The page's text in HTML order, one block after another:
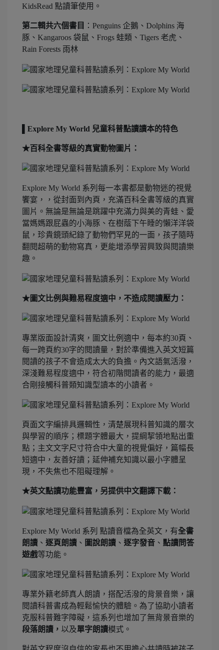
KidsRead 點讀筆使用。
第二輯共六個書目
：Penguins 企鵝、Dolphins 海
豚、Kangaroos 袋鼠、Frogs 蛙類、Tigers 老虎、
Rain Forests 雨林
▌Explore My World 兒童科普點讀讀本的特色
★百科全書等級的真實動物圖片：
Explore My World 系列每一本書都是動物迷的視覺
饗宴，，從封面到內頁，充滿百科全書等級的真實
圖片。無論是無論是跳躍中充滿力與美的青蛙、愛
當媽媽跟屁蟲的小海豚、在樹蔭下午睡的懶洋洋袋
鼠，珍貴鏡頭紀錄了動物們罕見的一面，孩子隨時
翻閱超萌的動物寫真，更能增添學習興致與閱讀樂
趣。
★圖文比例與難易程度適中，不造成閱讀壓力：
專業版面設計清爽，圖文比例適中，每本約30頁、
每一跨頁約30字的閱讀量，對於準備進入英文短篇
閱讀的孩子不會造成太大的負擔。內文語氣活潑，
深淺難易程度適中，符合初階閱讀者的能力，最適
合剛接觸科普類知識型讀本的小讀者。
頁面文字編排具邏輯性，清楚展現科普知識的層次
與學習的順序；標題字體最大，提綱挈領地點出重
點；主文文字尺寸符合中大童的視覺偏好，篇幅長
短適中，友善好讀；延伸補充知識以最小字體呈
現，不失焦也不阻礙理解。
★英文點讀功能豐富，另提供中文翻譯下載：
Explore My World 系列 點讀音檔為全英文，有全書
朗讀 、 逐頁朗讀 、 圖說朗讀 、 逐字發音 、 點讀問答
遊戲等功能。
專業外籍老師真人朗讀，搭配活潑的背景音樂，讓
閱讀科普書成為輕鬆愉快的體驗。為了協助小讀者
克服科普難字障礙，這系列也增加了無背景音樂的
段落朗讀， 以及單字朗讀模式。